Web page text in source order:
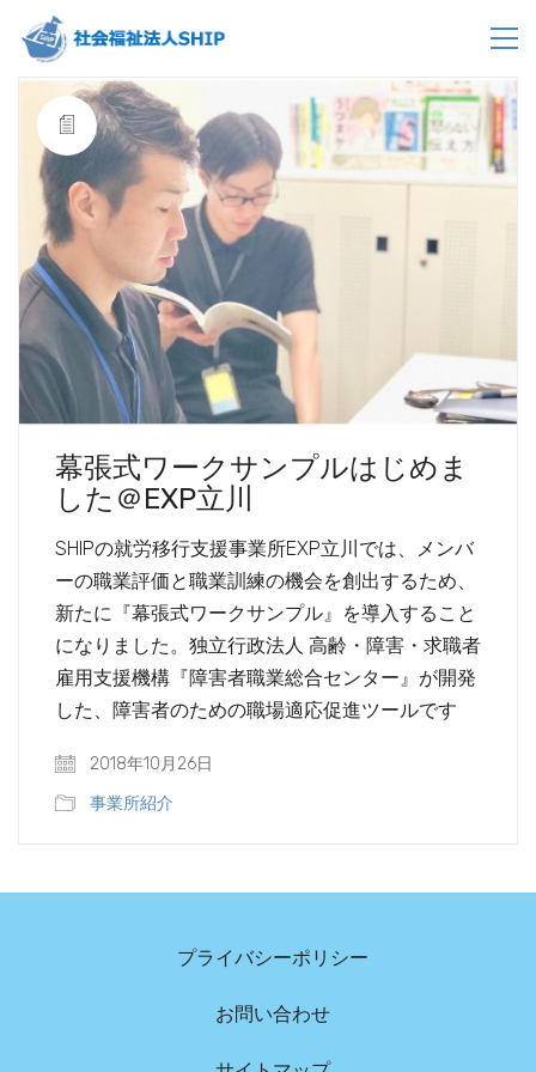
幕張式ワークサンプルはじめま
した＠EXP立川
SHIPの就労移行支援事業所EXP立川では、メンバ
ーの職業評価と職業訓練の機会を創出するため、
新たに『幕張式ワークサンプル』を導入すること
になりました。独立行政法人 高齢・障害・求職者
雇用支援機構『障害者職業総合センター』が開発
した、障害者のための職場適応促進ツールです
2018年10月26日
事業所紹介
プライバシーポリシー
お問い合わせ